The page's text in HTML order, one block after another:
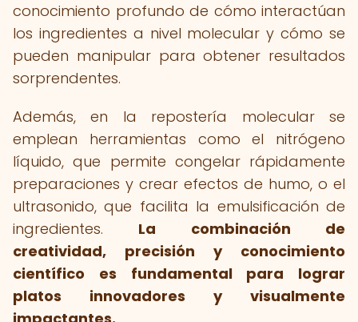
conocimiento profundo de cómo interactúan
los ingredientes a nivel molecular y cómo se
pueden manipular para obtener resultados
sorprendentes.
Además, en la repostería molecular se
emplean herramientas como el nitrógeno
líquido, que permite congelar rápidamente
preparaciones y crear efectos de humo, o el
ultrasonido, que facilita la emulsificación de
ingredientes. La combinación de
creatividad, precisión y conocimiento
científico es fundamental para lograr
platos innovadores y visualmente